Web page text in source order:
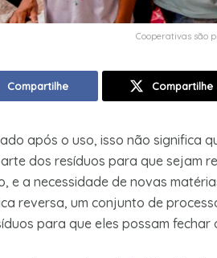
Cooperativas são
Compartilhe Compartilhe
após o uso, isso não significa
dos resíduos para que sejam
e a necessidade de novas
reversa, um conjunto de
para que eles possam fechar